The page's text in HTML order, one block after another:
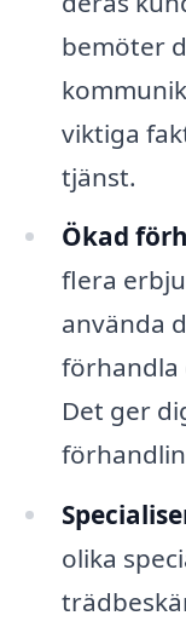
bemöter
viktiga
tjänst.
Ökad
flera
använda
förhandla
Det ger
olika